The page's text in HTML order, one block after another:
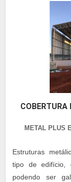
METAL PLUS
Estruturas
tipo de edifício,
podendo ser